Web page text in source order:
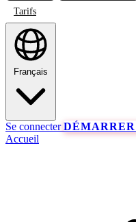
Tarifs
Français
Se connecter
Accueil